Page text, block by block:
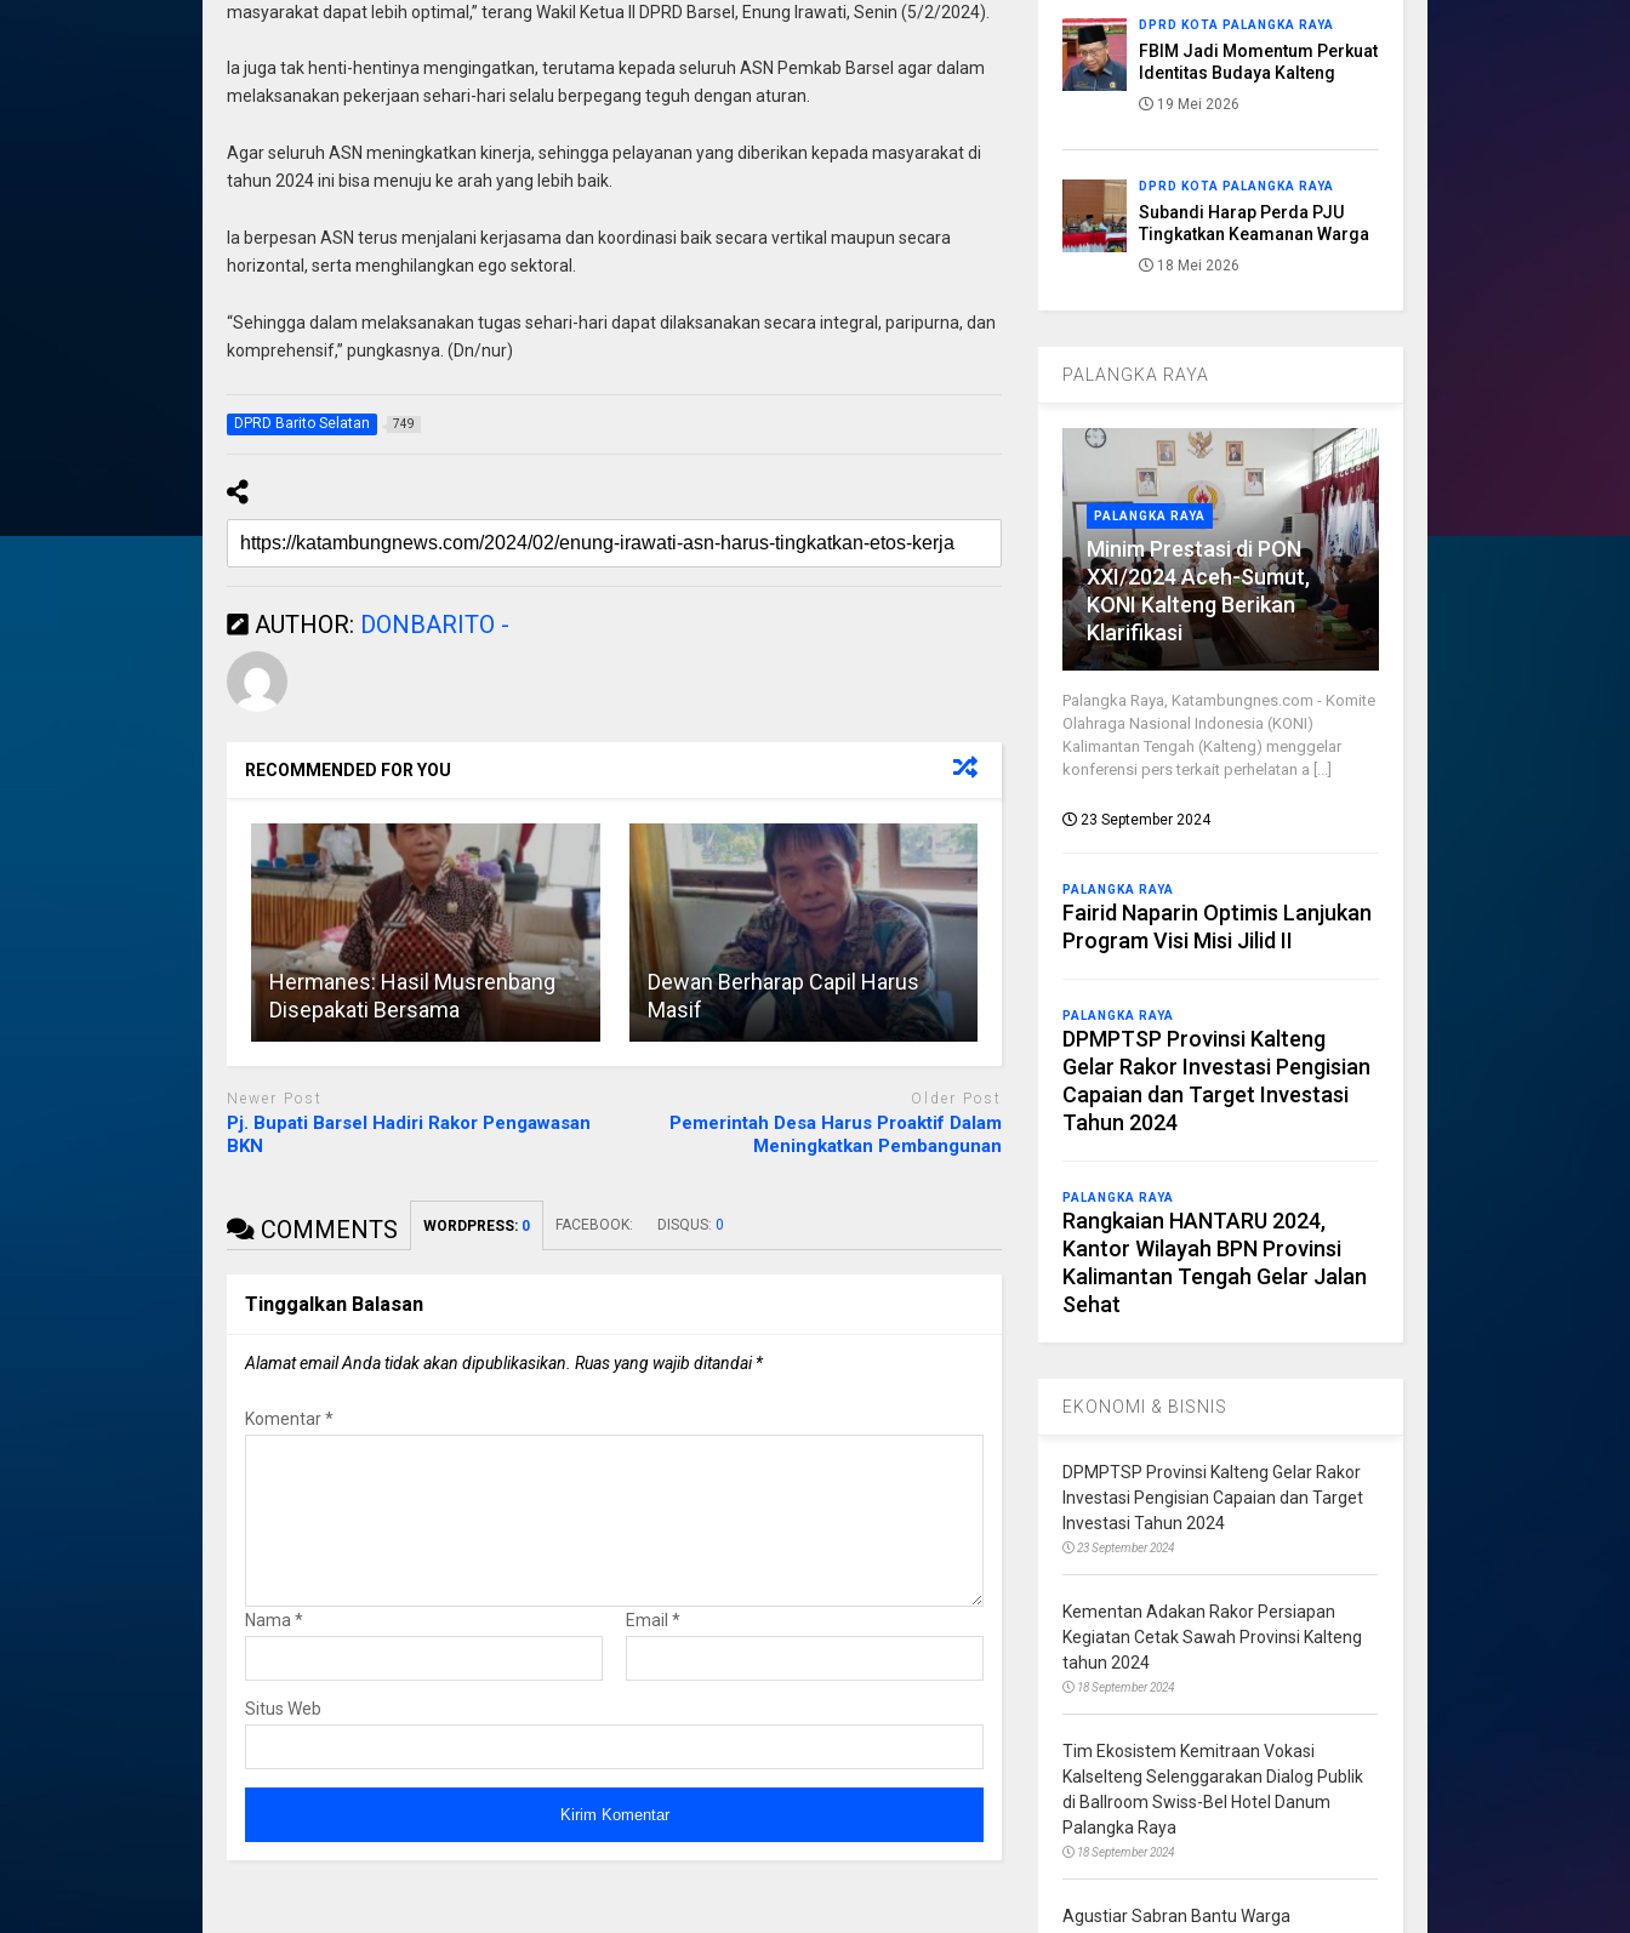
masyarakat dapat lebih optimal,” terang Wakil Ketua ll DPRD Barsel, Enung Irawati, Senin (5/2/2024).
Ia juga tak henti-hentinya mengingatkan, terutama kepada seluruh ASN Pemkab Barsel agar dalam
melaksanakan pekerjaan sehari-hari selalu berpegang teguh dengan aturan.
Agar seluruh ASN meningkatkan kinerja, sehingga pelayanan yang diberikan kepada masyarakat di
tahun 2024 ini bisa menuju ke arah yang lebih baik.
Ia berpesan ASN terus menjalani kerjasama dan koordinasi baik secara vertikal maupun secara
horizontal, serta menghilangkan ego sektoral.
“Sehingga dalam melaksanakan tugas sehari-hari dapat dilaksanakan secara integral, paripurna, dan
komprehensif,” pungkasnya. (Dn/nur)
DPRD Barito Selatan 749
AUTHOR: DONBARITO -
RECOMMENDED FOR YOU
Hermanes: Hasil Musrenbang
Disepakati Bersama
Dewan Berharap Capil Harus
Masif
Newer Post
Pj. Bupati Barsel Hadiri Rakor Pengawasan
BKN
Older Post
Pemerintah Desa Harus Proaktif Dalam
Meningkatkan Pembangunan
COMMENTS WORDPRESS: 0 FACEBOOK: DISQUS: 0
Tinggalkan Balasan
Alamat email Anda tidak akan dipublikasikan. Ruas yang wajib ditandai*
Komentar*
Nama* Email *
Situs Web
DPRD KOTA PALANGKA RAYA
FBIM Jadi Momentum Perkuat
Identitas Budaya Kalteng
19 Mei 2026
DPRD KOTA PALANGKA RAYA
Subandi Harap Perda PJU
Tingkatkan Keamanan Warga
18 Mei 2026
PALANGKA RAYA
PALANGKA RAYA
Minim Prestasi di PON
XXI/2024 Aceh-Sumut,
KONI Kalteng Berikan
Klarifikasi
Palangka Raya, Katambungnes.com - Komite
Olahraga Nasional Indonesia (KONI)
Kalimantan Tengah (Kalteng) menggelar
konferensi pers terkait perhelatan a [...]
23 September 2024
PALANGKA RAYA
Fairid Naparin Optimis Lanjukan
Program Visi Misi Jilid II
PALANGKA RAYA
DPMPTSP Provinsi Kalteng
Gelar Rakor Investasi Pengisian
Capaian dan Target Investasi
Tahun 2024
PALANGKA RAYA
Rangkaian HANTARU 2024,
Kantor Wilayah BPN Provinsi
Kalimantan Tengah Gelar Jalan
Sehat
EKONOMI & BISNIS
DPMPTSP Provinsi Kalteng Gelar Rakor
Investasi Pengisian Capaian dan Target
Investasi Tahun 2024
23 September 2024
Kementan Adakan Rakor Persiapan
Kegiatan Cetak Sawah Provinsi Kalteng
tahun 2024
18 September 2024
Tim Ekosistem Kemitraan Vokasi
Kalselteng Selenggarakan Dialog Publik
di Ballroom Swiss-Bel Hotel Danum
Palangka Raya
18 September 2024
Agustiar Sabran Bantu Warga